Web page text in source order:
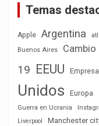
Temas
Apple Argentina
Buenos Aires
19 EEUU
Unidos
Europa
Guerra en Ucrania
Liverpool Manchester